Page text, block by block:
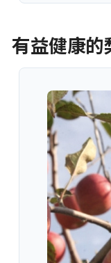
有益健康的